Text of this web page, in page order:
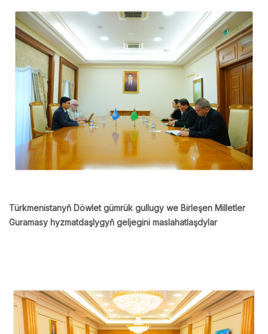
Türkmenistanyň Döwlet gümrük gullugy we Birleşen Milletler
Guramasy hyzmatdaşlygyň geljegini maslahatlaşdylar